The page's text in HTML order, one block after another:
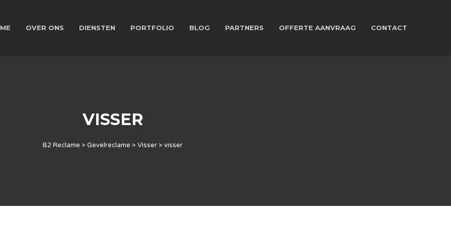
OVER ONS DIENSTEN PORTFOLIO BLOG PARTNERS OFFERTE AANVRAAG CONTACT
VISSER
B2 Reclame > Gevelreclame > Visser> visser